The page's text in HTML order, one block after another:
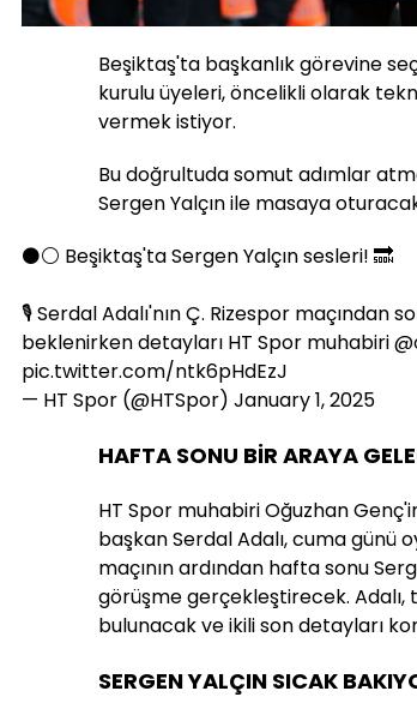
Beşiktaş'ta başkanlık görevine
kurulu üyeleri, öncelikli olarak
vermek istiyor.
Bu doğrultuda somut adımlar
Sergen Yalçın ile masaya
⚫️⚪️ Beşiktaş'ta Sergen Yalçın sesleri! 🔜
🎙️ Serdal Adalı'nın Ç. Rizespor
beklenirken detayları HT Spor muhabiri
pic.twitter.com/ntk6pHdEzJ
— HT Spor (@HTSpor) January 1, 2025
HAFTA SONU BİR ARAYA
HT Spor muhabiri Oğuzhan
başkan Serdal Adalı, cuma günü
maçının ardından hafta sonu
görüşme gerçekleştirecek. Adalı,
bulunacak ve ikili son detayları
SERGEN YALÇIN SICAK